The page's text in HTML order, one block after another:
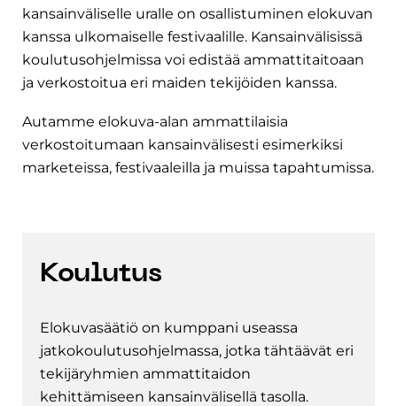
kansainväliselle uralle on osallistuminen elokuvan
kanssa ulkomaiselle festivaalille. Kansainvälisissä
koulutusohjelmissa voi edistää ammattitaitoaan
ja verkostoitua eri maiden tekijöiden kanssa.
Autamme elokuva-alan ammattilaisia
verkostoitumaan kansainvälisesti esimerkiksi
marketeissa, festivaaleilla ja muissa tapahtumissa.
Koulutus
Elokuvasäätiö on kumppani useassa
jatkokoulutusohjelmassa, jotka tähtäävät eri
tekijäryhmien ammattitaidon
kehittämiseen kansainvälisellä tasolla.